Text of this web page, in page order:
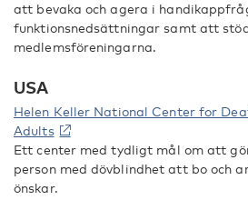
att bevaka och agera i
funktionsnedsättningar samt att
medlemsföreningarna.
USA
Helen Keller National Center for
Adults
Ett center med tydligt mål om att
person med dövblindhet att bo och
önskar.